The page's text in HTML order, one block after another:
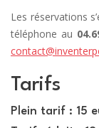
Les réservations
téléphone au
Tarifs
Plein tarif : 15